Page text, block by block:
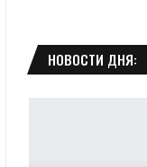
НОВОСТИ ДНЯ: